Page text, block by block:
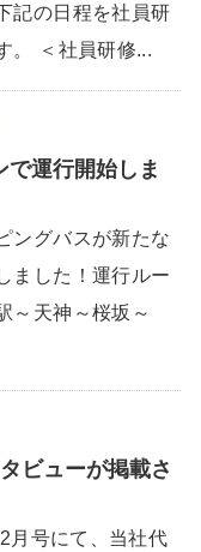
記の日程を社員研
。 ＜社員研修...
で運行開始しま
ングバスが新たな
ました！運行ルー
～天神～桜坂～
ビューが掲載さ
月号にて、当社代